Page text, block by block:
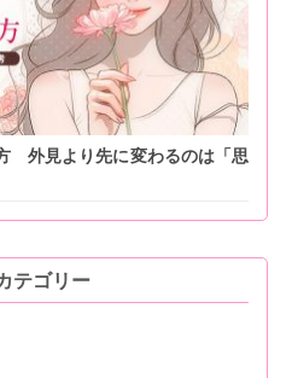
外見より先に変わるのは「思
テゴリー